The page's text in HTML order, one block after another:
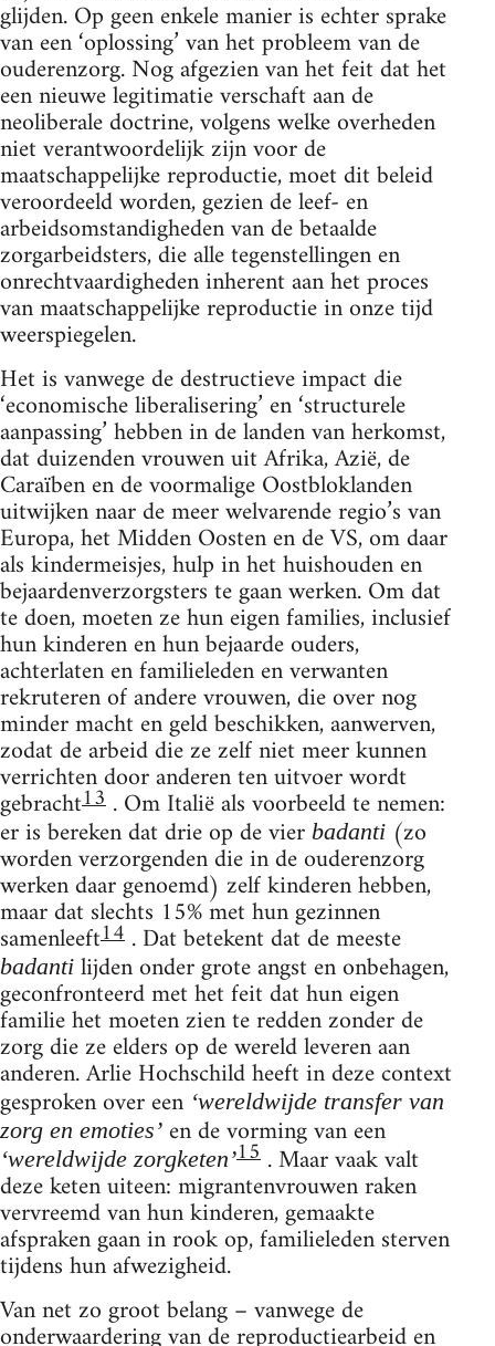
glijden. Op geen enkele manier is echter sprake
van een ‘oplossing’ van het probleem van de
ouderenzorg. Nog afgezien van het feit dat het
een nieuwe legitimatie verschaft aan de
neoliberale doctrine, volgens welke overheden
niet verantwoordelijk zijn voor de
maatschappelijke reproductie, moet dit beleid
veroordeeld worden, gezien de leef- en
arbeidsomstandigheden van de betaalde
zorgarbeidsters, die alle tegenstellingen en
onrechtvaardigheden inherent aan het proces
van maatschappelijke reproductie in onze tijd
weerspiegelen.
Het is vanwege de destructieve impact die
‘economische liberalisering’ en ‘structurele
aanpassing’ hebben in de landen van herkomst,
dat duizenden vrouwen uit Afrika, Azië, de
Caraïben en de voormalige Oostbloklanden
uitwijken naar de meer welvarende regio’s van
Europa, het Midden Oosten en de VS, om daar
als kindermeisjes, hulp in het huishouden en
bejaardenverzorgsters te gaan werken. Om dat
te doen, moeten ze hun eigen families, inclusief
hun kinderen en hun bejaarde ouders,
achterlaten en familieleden en verwanten
rekruteren of andere vrouwen, die over nog
minder macht en geld beschikken, aanwerven,
zodat de arbeid die ze zelf niet meer kunnen
verrichten door anderen ten uitvoer wordt
gebracht13 . Om Italië als voorbeeld te nemen:
er is bereken dat drie op de vier badanti (zo
worden verzorgenden die in de ouderenzorg
werken daar genoemd) zelf kinderen hebben,
maar dat slechts 15% met hun gezinnen
samenleeft14 . Dat betekent dat de meeste
badanti lijden onder grote angst en onbehagen,
geconfronteerd met het feit dat hun eigen
familie het moeten zien te redden zonder de
zorg die ze elders op de wereld leveren aan
anderen. Arlie Hochschild heeft in deze context
gesproken over een ‘wereldwijde transfer van
zorg en emoties’ en de vorming van een
‘wereldwijde zorgketen’15 . Maar vaak valt
deze keten uiteen: migrantenvrouwen raken
vervreemd van hun kinderen, gemaakte
afspraken gaan in rook op, familieleden sterven
tijdens hun afwezigheid.
Van net zo groot belang – vanwege de